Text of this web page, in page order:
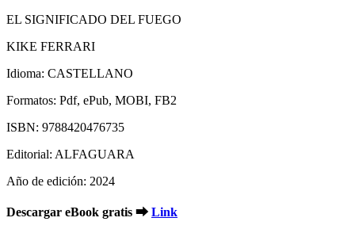
EL SIGNIFICADO DEL FUEGO
KIKE FERRARI
Idioma: CASTELLANO
Formatos: Pdf, ePub, MOBI, FB2
ISBN: 9788420476735
Editorial: ALFAGUARA
Año de edición: 2024
Descargar eBook gratis ➡ Link